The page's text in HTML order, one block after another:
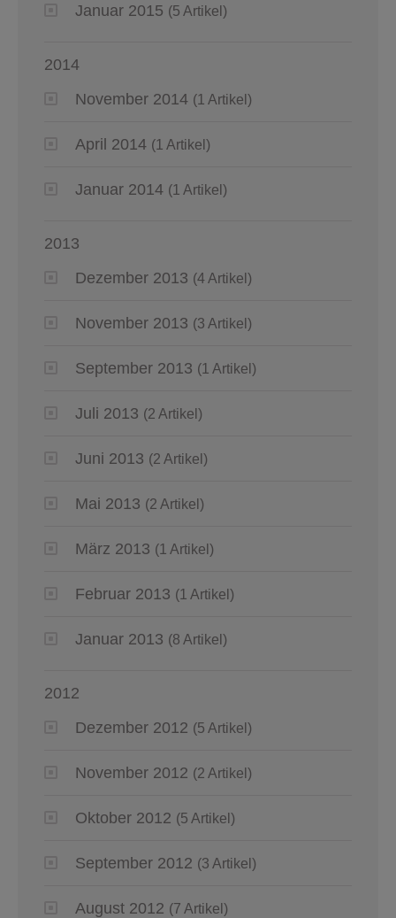
Januar 2015 (5 Artikel)
2014
November 2014 (1 Artikel)
April 2014 (1 Artikel)
Januar 2014 (1 Artikel)
2013
Dezember 2013 (4 Artikel)
November 2013 (3 Artikel)
September 2013 (1 Artikel)
Juli 2013 (2 Artikel)
Juni 2013 (2 Artikel)
Mai 2013 (2 Artikel)
März 2013 (1 Artikel)
Februar 2013 (1 Artikel)
Januar 2013 (8 Artikel)
2012
Dezember 2012 (5 Artikel)
November 2012 (2 Artikel)
Oktober 2012 (5 Artikel)
September 2012 (3 Artikel)
August 2012 (7 Artikel)